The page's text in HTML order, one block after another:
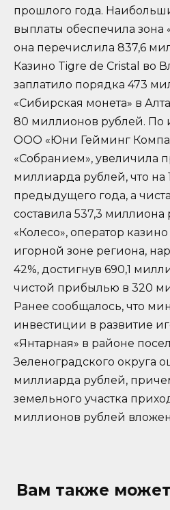
прошлого года.
выплаты обеспечила зона
она перечислила 837,6
Казино Tigre de Cristal во
заплатило порядка 473
«Сибирская монета» в
80 миллионов рублей. По
ООО «Юни Гейминг
«Собранием», увеличила
миллиарда рублей, что на
предыдущего года, а
составила 537,3
«Колесо», оператор
игорной зоне региона,
42%, достигнув 690,1
чистой прибылью в 320
Ранее сообщалось, что
инвестиции в развитие
«Янтарная» в районе
Зеленоградского округа
миллиарда рублей,
земельного участка
миллионов рублей
Вам также